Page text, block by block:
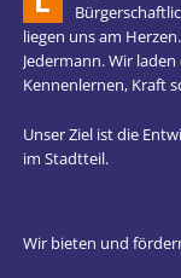
liegen uns am
Jedermann. Wir
Kennenlernen, Kraft
Unser Ziel ist die
im Stadtteil.
Wir bieten und